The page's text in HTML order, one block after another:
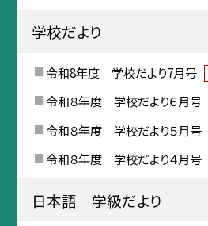
学校だより
令和8年度 学校だより7月号
令和８年度 学校だより６月号
令和８年度 学校だより５月号
令和８年度 学校だより４月号
日本語 学級だより